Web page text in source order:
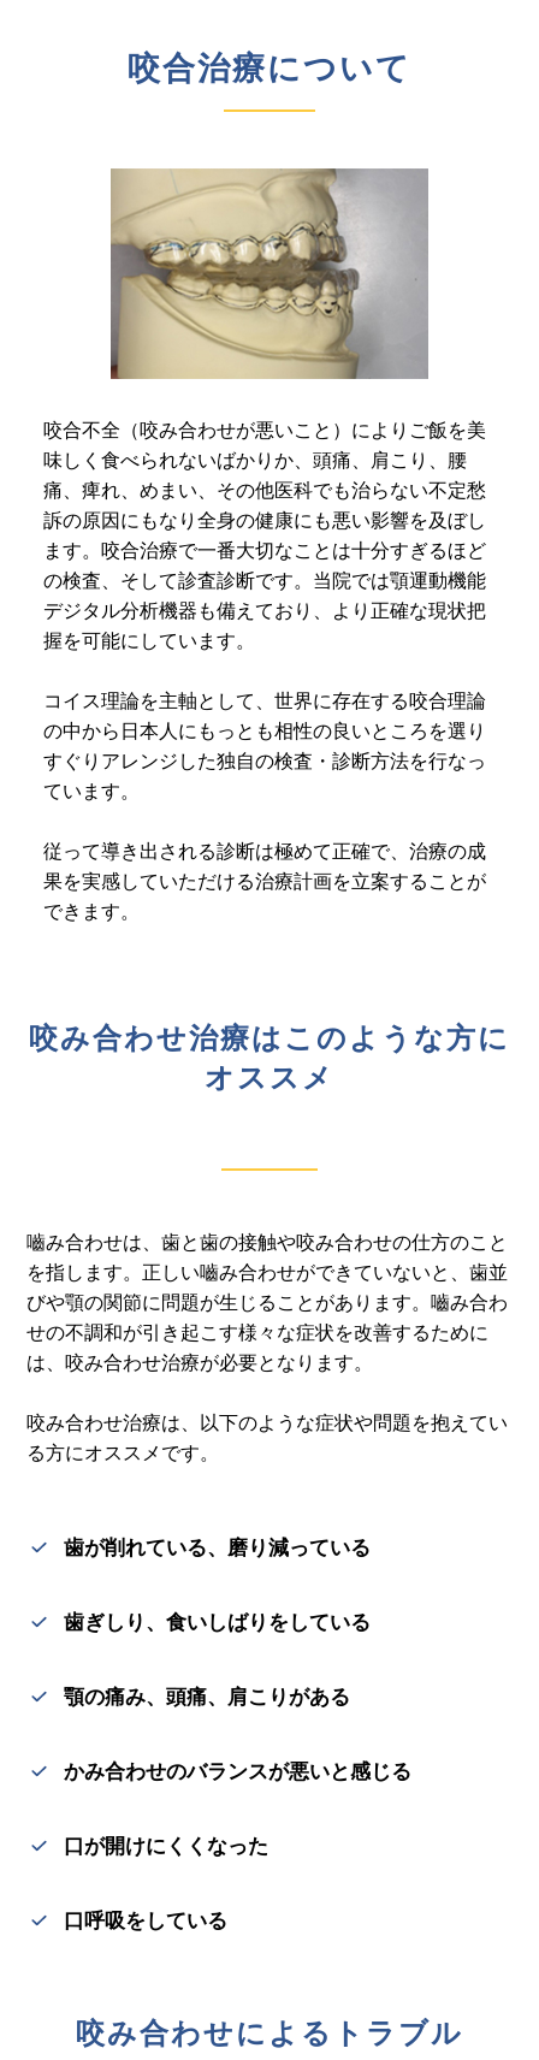
咬合治療について
咬合不全（咬み合わせが悪いこと）によりご飯を美
味しく食べられないばかりか、頭痛、肩こり、腰
痛、痺れ、めまい、その他医科でも治らない不定愁
訴の原因にもなり全身の健康にも悪い影響を及ぼし
ます。咬合治療で一番大切なことは十分すぎるほど
の検査、そして診査診断です。当院では顎運動機能
デジタル分析機器も備えており、より正確な現状把
握を可能にしています。
コイス理論を主軸として、世界に存在する咬合理論
の中から日本人にもっとも相性の良いところを選り
すぐりアレンジした独自の検査・診断方法を行なっ
ています。
従って導き出される診断は極めて正確で、治療の成
果を実感していただける治療計画を立案することが
できます。
咬み合わせ治療はこのような方に
オススメ
嚙み合わせは、歯と歯の接触や咬み合わせの仕方のこと
を指します。正しい嚙み合わせができていないと、歯並
びや顎の関節に問題が生じることがあります。嚙み合わ
せの不調和が引き起こす様々な症状を改善するために
は、咬み合わせ治療が必要となります。
咬み合わせ治療は、以下のような症状や問題を抱えてい
る方にオススメです。
歯が削れている、磨り減っている
歯ぎしり、食いしばりをしている
顎の痛み、頭痛、肩こりがある
かみ合わせのバランスが悪いと感じる
口が開けにくくなった
口呼吸をしている
咬み合わせによるトラブル